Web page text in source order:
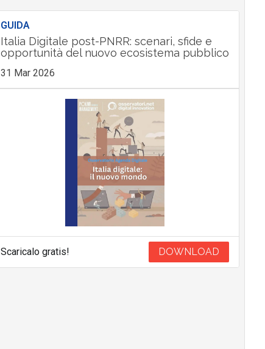
GUIDA
Italia Digitale post-PNRR: scenari, sfide e
opportunità del nuovo ecosistema pubblico
31 Mar 2026
Scaricalo gratis! DOWNLOAD